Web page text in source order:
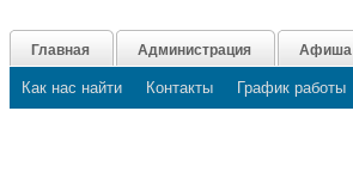
Главная
Как нас найти Контакты График работы
Администрация Афиша